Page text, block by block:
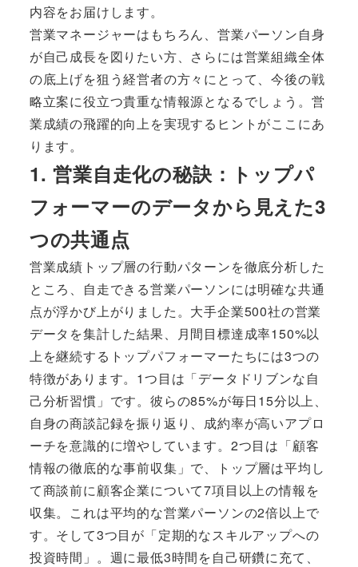
内容をお届けします。
営業マネージャーはもちろん、営業パーソン自身
が自己成長を図りたい方、さらには営業組織全体
の底上げを狙う経営者の方々にとって、今後の戦
略立案に役立つ貴重な情報源となるでしょう。営
業成績の飛躍的向上を実現するヒントがここにあ
ります。
1. 営業自走化の秘訣：トップパ
フォーマーのデータから見えた3
つの共通点
営業成績トップ層の行動パターンを徹底分析した
ところ、自走できる営業パーソンには明確な共通
点が浮かび上がりました。大手企業500社の営業
データを集計した結果、月間目標達成率150%以
上を継続するトップパフォーマーたちには3つの
特徴があります。1つ目は「データドリブンな自
己分析習慣」です。彼らの85%が毎日15分以上、
自身の商談記録を振り返り、成約率が高いアプロ
ーチを意識的に増やしています。2つ目は「顧客
情報の徹底的な事前収集」で、トップ層は平均し
て商談前に顧客企業について7項目以上の情報を
収集。これは平均的な営業パーソンの2倍以上で
す。そして3つ目が「定期的なスキルアップへの
投資時間」。週に最低3時間を自己研鑽に充て、